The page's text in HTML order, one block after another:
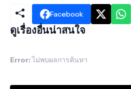
Facebook
ดูเรื่องอื่นน่าสนใจ
Error:ไม่พบผลการค้นหา